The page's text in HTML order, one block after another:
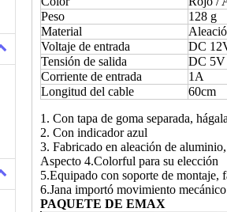
Peso
128 g
Material
Voltaje de entrada
DC
Tensión de salida
DC 5V
Corriente de entrada
1A
Longitud del cable
60cm
1. Con tapa de goma separada,
2. Con indicador azul
3. Fabricado en aleación de
Aspecto 4.Colorful para su elección
5.Equipado con soporte de montaje,
6.Jana importó movimiento
PAQUETE DE EMAX